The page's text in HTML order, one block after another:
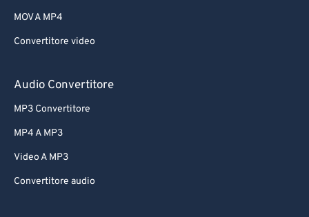
MOV A MP4
Convertitore video
Audio Convertitore
MP3 Convertitore
MP4 A MP3
Video A MP3
Convertitore audio